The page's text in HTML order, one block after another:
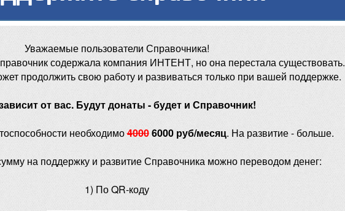
Уважаемые пользователи Справочника!
содержала компания ИНТЕНТ, но она перестала существовать.
продолжить свою работу и развиваться только при вашей поддержке.
от вас. Будут донаты - будет и Справочник!
необходимо40006000 руб/месяц. На развитие - больше.
на поддержку и развитие Справочника можно переводом денег:
1) По QR-коду